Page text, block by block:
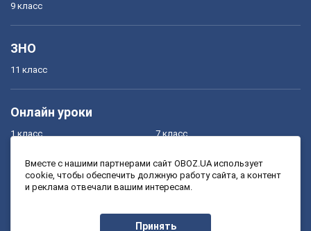
9 класс
ЗНО
11 класс
Онлайн уроки
1 класс
3 класс
7 класс
9 класс
Вместе с нашими партнерами сайт OBOZ.UA использует
cookie, чтобы обеспечить должную работу сайта, а контент
и реклама отвечали вашим интересам.
Принять